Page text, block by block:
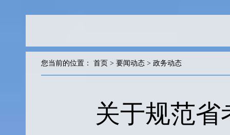
您当前的位置： 首页 > 要闻动态 > 政务动态
关于规范